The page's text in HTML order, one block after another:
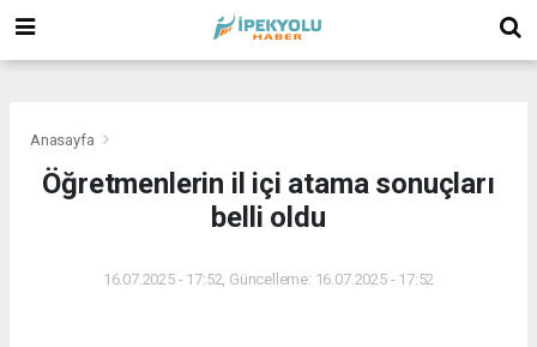
Anasayfa
Öğretmenlerin il içi atama sonuçları
belli oldu
16.07.2025 - 17:52, Güncelleme: 16.07.2025 - 17:52